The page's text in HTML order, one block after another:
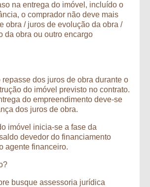
na entrega do imóvel, incluído o
o comprador não deve mais
obra / juros de evolução da obra /
da obra ou outro encargo
repasse dos juros de obra durante o
do imóvel previsto no contrato.
do empreendimento deve-se
dos juros de obra.
imóvel inicia-se a fase da
devedor do financiamento
agente financeiro.
busque assessoria jurídica